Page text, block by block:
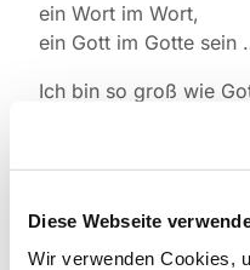
Diese Webseite
Wir verwenden Cookies,
ein Wort im Wort,
ein Gott im Gotte sein
Ich bin so groß wie
ich unter ihm nicht
Nach Angelus Silesius,
in „Cherubinischer